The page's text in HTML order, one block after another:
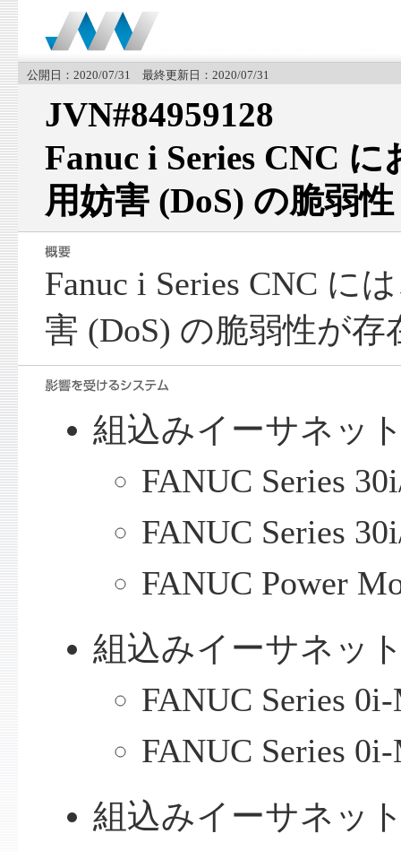
公開日：2020/07/31 最終更新日：2020/07/31
JVN#84959128
Fanuc i Series CNC
用妨害 (DoS) の脆弱性
Fanuc i Series CNC に
害 (DoS) の脆弱性が存
組込みイーサネッ
FANUC Series
FANUC Series
FANUC Power
組込みイーサネッ
FANUC Series
FANUC Series
組込みイーサネッ